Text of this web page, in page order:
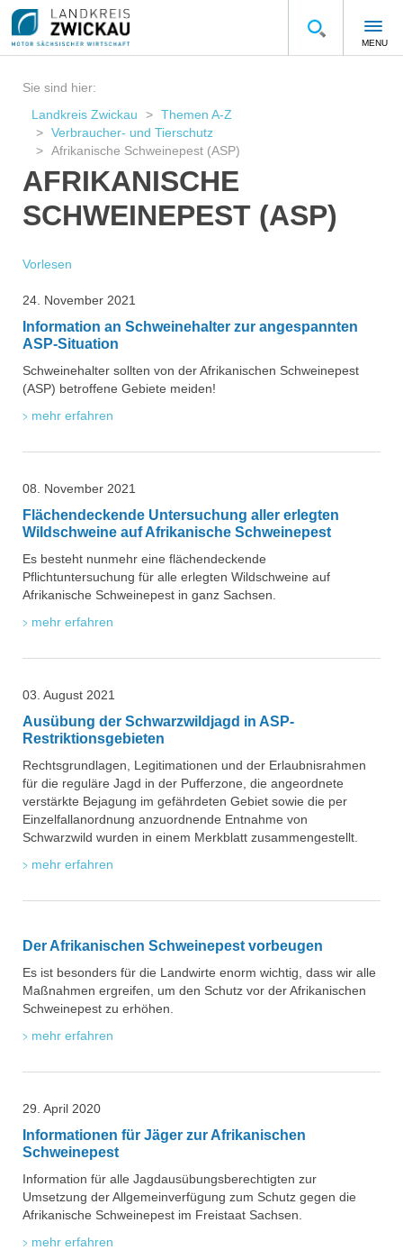
MENU
Sie sind hier:
Landkreis Zwickau
Themen A-Z
Verbraucher- und Tierschutz
Afrikanische Schweinepest (ASP)
AFRIKANISCHE
SCHWEINEPEST (ASP)
Vorlesen
24. November 2021
Information an Schweinehalter zur angespannten
ASP-Situation
Schweinehalter sollten von der Afrikanischen Schweinepest
(ASP) betroffene Gebiete meiden!
mehr erfahren
08. November 2021
Flächendeckende Untersuchung aller erlegten
Wildschweine auf Afrikanische Schweinepest
Es besteht nunmehr eine flächendeckende
Pflichtuntersuchung für alle erlegten Wildschweine auf
Afrikanische Schweinepest in ganz Sachsen.
mehr erfahren
03. August 2021
Ausübung der Schwarzwildjagd in ASP-
Restriktionsgebieten
Rechtsgrundlagen, Legitimationen und der Erlaubnisrahmen
für die reguläre Jagd in der Pufferzone, die angeordnete
verstärkte Bejagung im gefährdeten Gebiet sowie die per
Einzelfallanordnung anzuordnende Entnahme von
Schwarzwild wurden in einem Merkblatt zusammengestellt.
mehr erfahren
Der Afrikanischen Schweinepest vorbeugen
Es ist besonders für die Landwirte enorm wichtig, dass wir alle
Maßnahmen ergreifen, um den Schutz vor der Afrikanischen
Schweinepest zu erhöhen.
mehr erfahren
29. April 2020
Informationen für Jäger zur Afrikanischen
Schweinepest
Information für alle Jagdausübungsberechtigten zur
Umsetzung der Allgemeinverfügung zum Schutz gegen die
Afrikanische Schweinepest im Freistaat Sachsen.
mehr erfahren